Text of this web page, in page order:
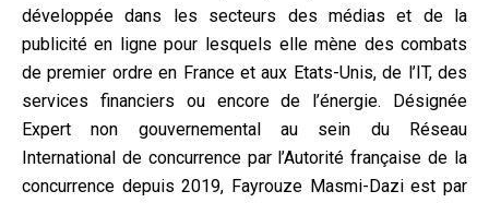
développée dans les secteurs des médias et de la
publicité en ligne pour lesquels elle mène des combats
de premier ordre en France et aux Etats-Unis, de l’IT, des
services financiers ou encore de l’énergie. Désignée
Expert non gouvernemental au sein du Réseau
International de concurrence par l’Autorité française de la
concurrence depuis 2019, Fayrouze Masmi-Dazi est par